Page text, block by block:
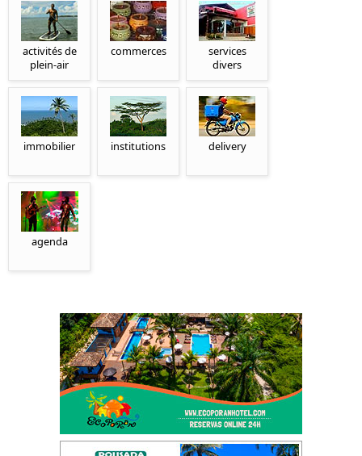
activités de
plein-air
commerces
services
divers
immobilier institutions delivery
agenda